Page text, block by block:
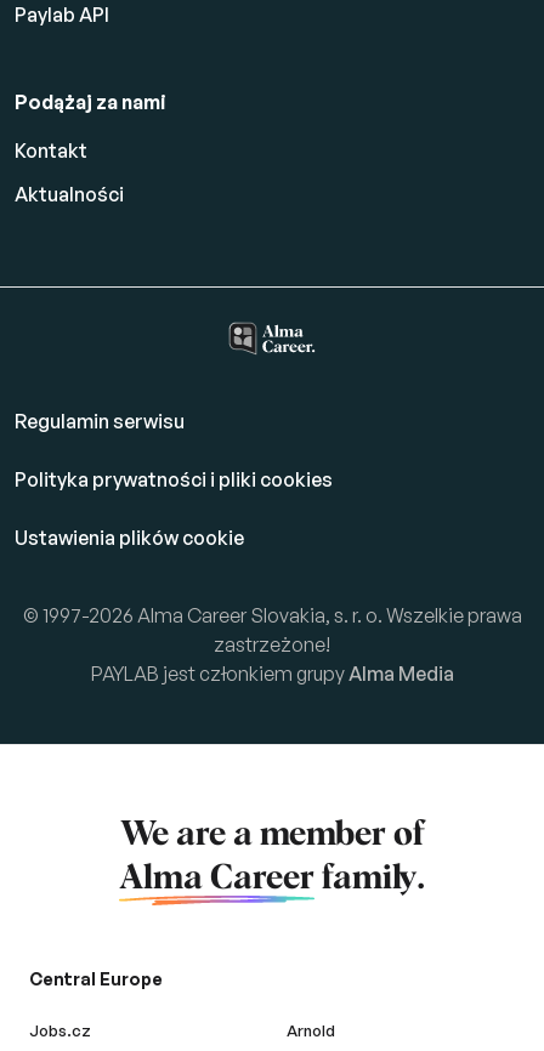
Paylab API
Podążaj za nami
Kontakt
Aktualności
Regulamin serwisu
Polityka prywatności i pliki cookies
Ustawienia plików cookie
© 1997-2026 Alma Career Slovakia, s. r. o. Wszelkie prawa
zastrzeżone!
PAYLAB jest członkiem grupy Alma Media
We are a member of
Alma Career family.
Central Europe
Jobs.cz
Arnold